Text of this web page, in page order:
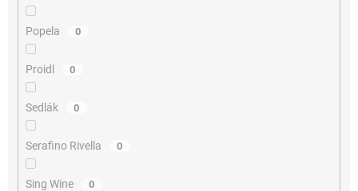
Popela 0
Proidl 0
Sedlák 0
Serafino Rivella 0
Sing Wine 0